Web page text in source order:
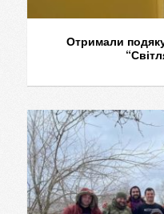
Отримали подяку